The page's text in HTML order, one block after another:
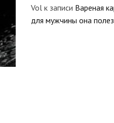
Vol к записи Вареная
для мужчины она